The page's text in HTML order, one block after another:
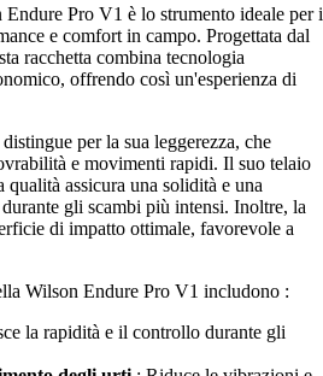
Endure Pro V1 è lo strumento ideale per i
e comfort in campo. Progettata dal
racchetta combina tecnologia
offrendo così un'esperienza di
per la sua leggerezza, che
e movimenti rapidi. Il suo telaio
assicura una solidità e una
gli scambi più intensi. Inoltre, la
di impatto ottimale, favorevole a
Wilson Endure Pro V1 includono :
la rapidità e il controllo durante gli